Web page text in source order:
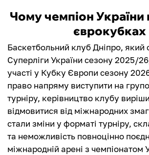
Чому чемпіон України
єврокубках
Баскетбольний клуб Дніпро, який
Суперліги України сезону 2025/
участі у Кубку Європи сезону
право напряму виступити на
турніру, керівництво клубу
відмовитися від міжнародних
стали зміни у форматі турніру,
та неможливість повноцінно
міжнародній арені з чемпіонатом